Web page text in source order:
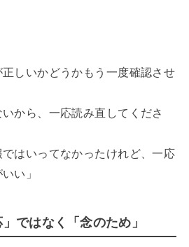
正しいかどうかもう一度確認させ
いから、一応読み直してくださ
ではいってなかったけれど、一応
い」
ではなく「念のため」